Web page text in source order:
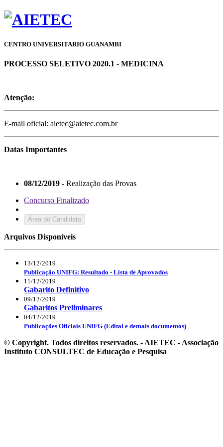
CENTRO UNIVERSITARIO GUANAMBI
PROCESSO SELETIVO 2020.1 - MEDICINA
Atenção:
E-mail oficial: aietec@aietec.com.br
Datas Importantes
08/12/2019 - Realização das Provas
Concurso Finalizado
Área do Candidato
Arquivos Disponíveis
13/12/2019
Publicação UNIFG: Resultado - Lista de Aprovados
11/12/2019
Gabarito Definitivo
09/12/2019
Gabaritos Preliminares
04/12/2019
Publicações Oficiais UNIFG (Edital e demais documentos)
© Copyright. Todos direitos reservados. - AIETEC - Associação
Instituto CONSULTEC de Educação e Pesquisa